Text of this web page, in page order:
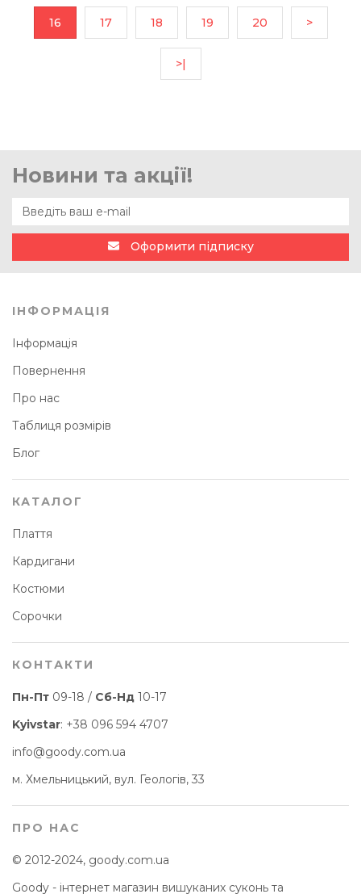
16 17 18 19 20 >
>|
Новини та акції!
Оформити підписку
ІНФОРМАЦІЯ
Інформація
Повернення
Про нас
Таблиця розмірів
Блог
КАТАЛОГ
Плаття
Кардигани
Костюми
Сорочки
КОНТАКТИ
Пн-Пт 09-18 / Сб-Нд 10-17
Kyivstar: +38 096 594 4707
info@goody.com.ua
м. Хмельницький, вул. Геологів, 33
ПРО НАС
© 2012-2024, goody.com.ua
Goody - інтернет магазин вишуканих суконь та